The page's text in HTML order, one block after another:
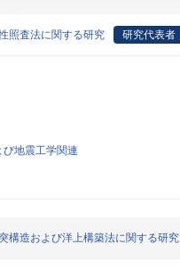
照査法に関する研究 研究代表者
地震工学関連
構造および洋上構築法に関する研究